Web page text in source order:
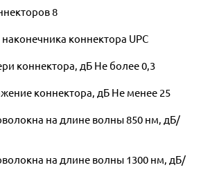
8
коннектора UPC
коннектора, дБ Не более 0,3
коннектора, дБ Не менее 25
на длине волны 850 нм, дБ/
на длине волны 1300 нм, дБ/